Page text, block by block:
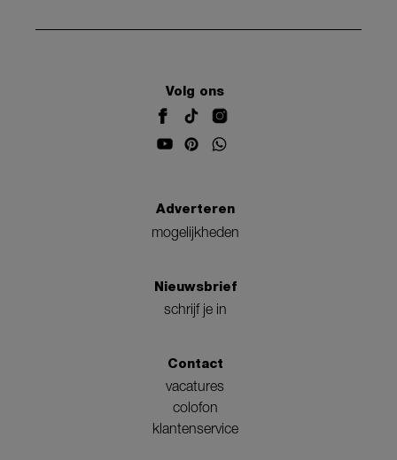
Volg ons
Adverteren
mogelijkheden
Nieuwsbrief
schrijf je in
Contact
vacatures
colofon
klantenservice